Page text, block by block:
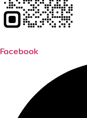
Facebook